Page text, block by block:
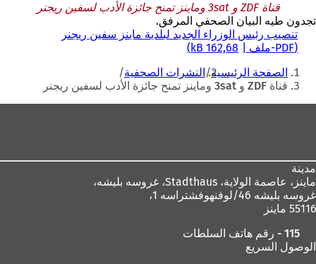
قناة ZDF و 3sat وماينز تمنح جائزة الأدب لسفين ريجنر
تجدون طيه البيان الصحفي المرفق.
تنصيب رئيس الوزراء الجديد لبلدية ماينز سفين ريجنر
PDF-ملف 162,68 kB
أنت
هنا
الصفحة الرئيسية
النشرات الصحفية
قناة ZDF و 3sat وماينز تمنح جائزة الأدب لسفين ريجنر
مدينة
ماينز، عاصمة الولاية،
غروسه بليشه 46/لوفنهوفشتراسه 1،
55116 ماينز
115 - رقم هاتف السلطات
الوصول السريع